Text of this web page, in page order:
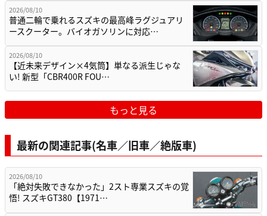
2026/08/10
普通二輪で乗れるスズキの最高峰ラグジュアリ
ースクーター。バイオガソリンに対応…
2026/08/10
【近未来デザイン×4気筒】単なる派生じゃな
い! 新型「CBR400R FOU…
もっと見る
最新の関連記事(名車／旧車／絶版車)
2026/08/10
「絶対失敗できなかった」2スト専業スズキの覚
悟! スズキGT380【1971…